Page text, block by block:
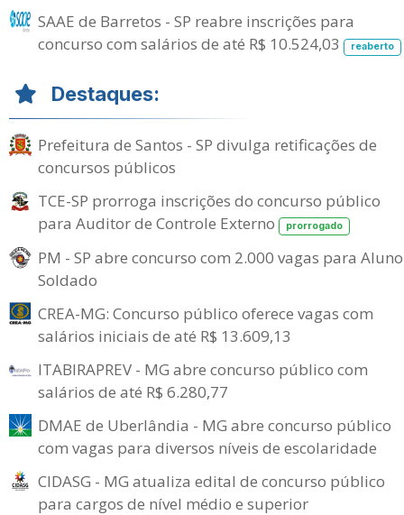
SAAE de Barretos - SP reabre inscrições para
concurso com salários de até R$ 10.524,03
reaberto
Destaques:
Prefeitura de Santos - SP divulga retificações de
concursos públicos
TCE-SP prorroga inscrições do concurso público
para Auditor de Controle Externo
prorrogado
PM - SP abre concurso com 2.000 vagas para
Soldado
CREA-MG: Concurso público oferece vagas com
salários iniciais de até R$ 13.609,13
ITABIRAPREV - MG abre concurso público com
salários de até R$ 6.280,77
DMAE de Uberlândia - MG abre concurso público
com vagas para diversos níveis de escolaridade
CIDASG - MG atualiza edital de concurso público
para cargos de nível médio e superior